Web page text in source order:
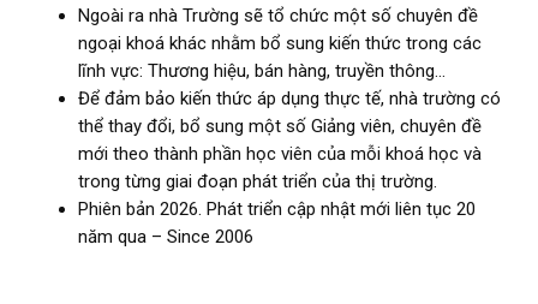
Ngoài ra nhà Trường sẽ tổ chức một số chuyên đề
ngoại khoá khác nhằm bổ sung kiến thức trong các
lĩnh vực: Thương hiệu, bán hàng, truyền thông…
Để đảm bảo kiến thức áp dụng thực tế, nhà trường có
thể thay đổi, bổ sung một số Giảng viên, chuyên đề
mới theo thành phần học viên của mỗi khoá học và
trong từng giai đoạn phát triển của thị trường.
Phiên bản 2026. Phát triển cập nhật mới liên tục 20
năm qua – Since 2006